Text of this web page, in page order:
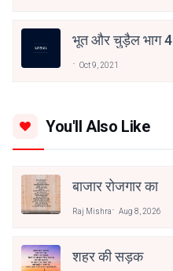
भूत और चुड़ैल भाग 4
Oct 9, 2021
You'll Also Like
बाजार रोजगार का
Raj Mishra Aug 8, 2026
शहर की सड़क